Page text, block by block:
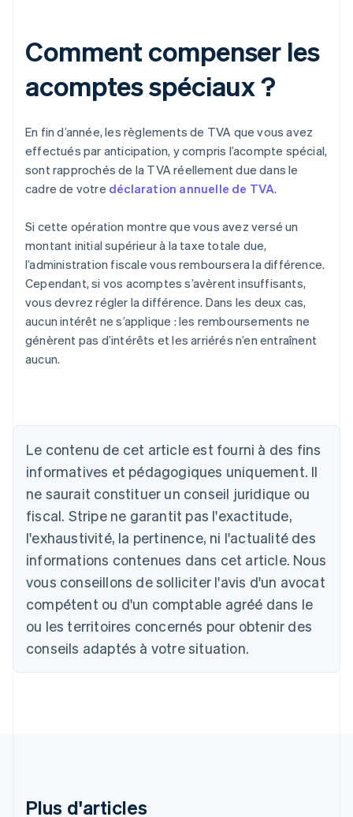
Comment compenser les
acomptes spéciaux ?
En fin d’année, les règlements de TVA que vous avez
effectués par anticipation, y compris l’acompte spécial,
sont rapprochés de la TVA réellement due dans le
cadre de votre déclaration annuelle de TVA.
Si cette opération montre que vous avez versé un
montant initial supérieur à la taxe totale due,
l’administration fiscale vous remboursera la différence.
Cependant, si vos acomptes s’avèrent insuffisants,
vous devrez régler la différence. Dans les deux cas,
aucun intérêt ne s’applique : les remboursements ne
génèrent pas d’intérêts et les arriérés n’en entraînent
aucun.
Le contenu de cet article est fourni à des fins
informatives et pédagogiques uniquement. Il
ne saurait constituer un conseil juridique ou
fiscal. Stripe ne garantit pas l'exactitude,
l'exhaustivité, la pertinence, ni l'actualité des
informations contenues dans cet article. Nous
vous conseillons de solliciter l'avis d'un avocat
compétent ou d'un comptable agréé dans le
ou les territoires concernés pour obtenir des
conseils adaptés à votre situation.
Plus d'articles
Allemagne
Australie
English
Autriche
DeutschEnglish
Belgique
NederlandsFrançaisDeutsch English
Português English
Bulgarie
English
Canada
EnglishFrançais
English